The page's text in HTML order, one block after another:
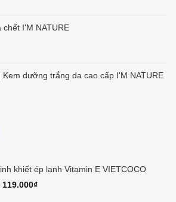
chết I'M NATURE
Kem dưỡng trắng da cao cấp I'M NATURE
khiết ép lạnh Vitamin E VIETCOCO
119.000₫